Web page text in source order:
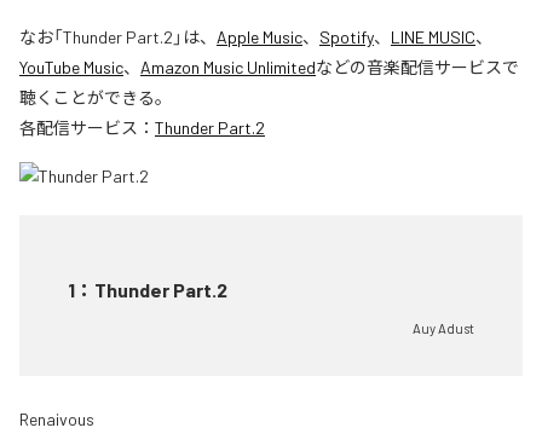
なお「Thunder Part.2 」は、 Apple Music、 Spotify、 LINE MUSIC、
YouTube Music、 Amazon Music Unlimitedなどの音楽配信サービスで
聴くことができる。
各配信サービス： Thunder Part.2
1 ： Thunder Part.2
Auy Adust
Renaivous